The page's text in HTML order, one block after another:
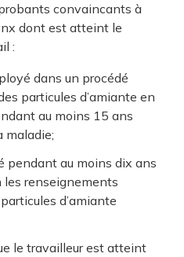
convaincants à
dont est atteint le
:
dans un procédé
particules d’amiante en
au moins 15 ans
maladie;
au moins dix ans
les renseignements
d’amiante
le travailleur est atteint